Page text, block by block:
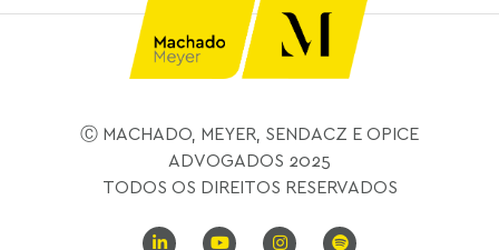
Ⓒ MACHADO, MEYER, SENDACZ E OPICE
ADVOGADOS 2025
TODOS OS DIREITOS RESERVADOS